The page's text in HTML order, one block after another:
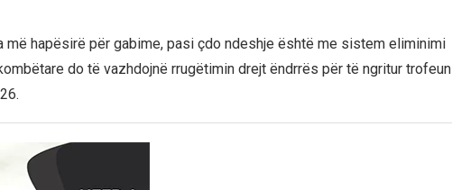
më hapësirë për gabime, pasi çdo ndeshje është me sistem eliminimi
do të vazhdojnë rrugëtimin drejt ëndrrës për të ngritur trofeun